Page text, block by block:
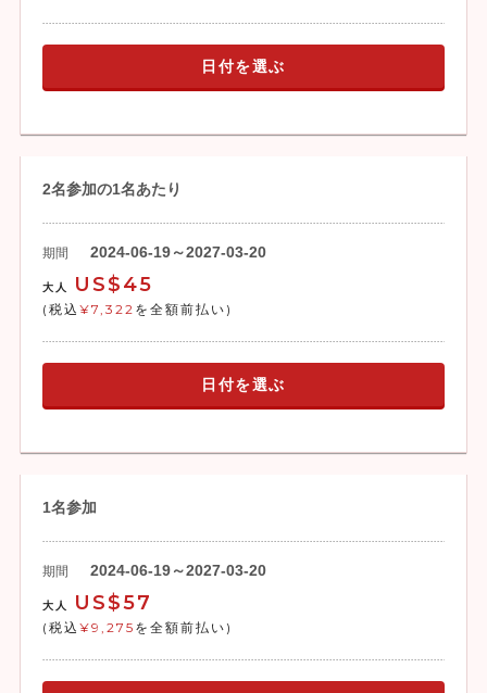
日付を選ぶ
2名参加の1名あたり
期間 2024-06-19～2027-03-20
大人 US$45
(税込 ¥7,322 を全額前払い)
日付を選ぶ
1名参加
期間 2024-06-19～2027-03-20
大人 US$57
(税込 ¥9,275 を全額前払い)